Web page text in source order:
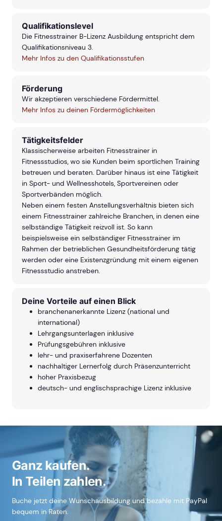
Qualifikationslevel
Die Fitnesstrainer B-Lizenz Ausbildung entspricht dem
Qualifikationsniveau 3.
Mehr Infos zu den Qualifikationsstufen
Förderung
Wir akzeptieren verschiedene Fördermittel.
Mehr Infos zu deinen Fördermöglichkeiten
Tätigkeitsfelder
Klassischerweise arbeiten Fitnesstrainer in
Fitnessstudios, wo sie Kunden beim sportlichen Training
betreuen und beraten. Darüber hinaus ist eine Tätigkeit
in Sport- und Wellnesshotels, Sportvereinen oder
Sportverbänden möglich.
Neben einem festen Anstellungsverhältnis bieten sich
einem Fitnesstrainer zahlreiche Branchen, in denen eine
selbständige Tätigkeit reizvoll ist. So kann
beispielsweise ein selbständiger Fitnesstrainer im
Rahmen der betrieblichen Gesundheitsförderung tätig
werden oder eine Existenzgründung mit einem eigenen
Fitnessstudio anstreben.
Deine Vorteile auf einen Blick
branchenanerkannte Lizenz (national und
international)
Lehrgangsunterlagen inklusive
Prüfungsgebühren inklusive
lehr- und praxiserfahrene Dozenten
nachhaltiger Lernerfolg durch Präsenzunterricht
hoher Praxisbezug
deutsch- und englischsprachige Lizenz inklusive
Ganz kaufen.
In Teilen zahlen.
Buche jetzt deine Wunschausbildung und bezahle mit PayPal
bequem in Raten.